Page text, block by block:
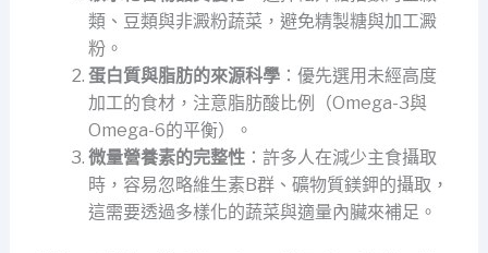
類、豆類與非澱粉蔬菜，避免精製糖與加工澱
粉。
蛋白質與脂肪的來源科學：優先選用未經高度
加工的食材，注意脂肪酸比例（Omega-3與
Omega-6的平衡）。
微量營養素的完整性：許多人在減少主食攝取
時，容易忽略維生素B群、礦物質鎂鉀的攝取，
這需要透過多樣化的蔬菜與適量內臟來補足。